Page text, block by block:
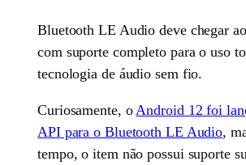
Bluetooth LE Audio deve chegar
com suporte completo para o uso
tecnologia de áudio sem fio.
Curiosamente, o Android 12 foi
API para o Bluetooth LE Audio,
tempo, o item não possui suporte